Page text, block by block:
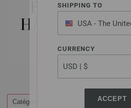
SHIPPING TO
USA - The
of America
CURRENCY
ACCEPT
PAQUETS DE
HABITAT &
Catégories